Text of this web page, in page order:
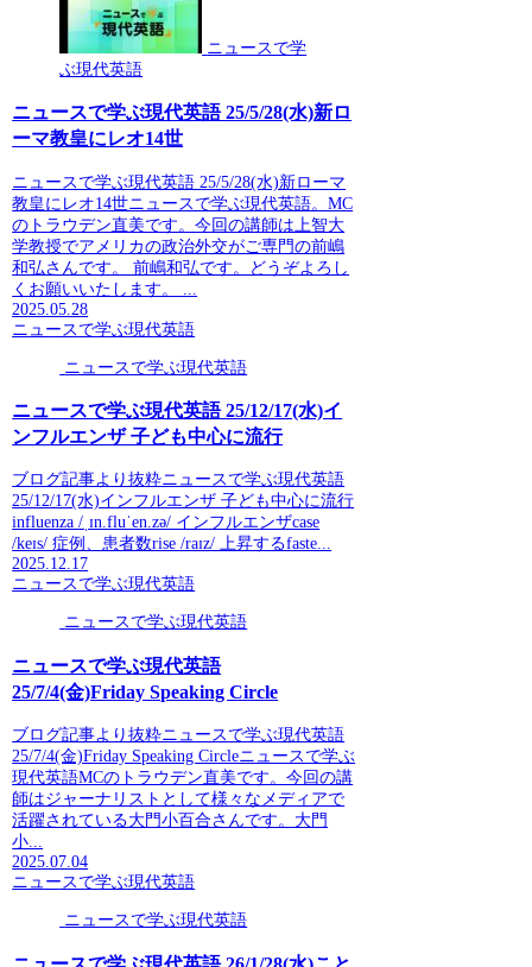
ニュースで学
ぶ現代英語
ニュースで学ぶ現代英語 25/5/28(水)新ロ
ーマ教皇にレオ14世
ニュースで学ぶ現代英語 25/5/28(水)新ローマ
教皇にレオ14世ニュースで学ぶ現代英語。MC
のトラウデン直美です。今回の講師は上智大
学教授でアメリカの政治外交がご専門の前嶋
和弘さんです。 前嶋和弘です。どうぞよろし
くお願いいたします。 ...
2025.05.28
ニュースで学ぶ現代英語
ニュースで学ぶ現代英語
ニュースで学ぶ現代英語 25/12/17(水)イ
ンフルエンザ 子ども中心に流行
ブログ記事より抜粋ニュースで学ぶ現代英語
25/12/17(水)インフルエンザ 子ども中心に流行
influenza /ˌɪn.fluˈen.zə/ インフルエンザcase
/keɪs/ 症例、患者数rise /raɪz/ 上昇するfaste...
2025.12.17
ニュースで学ぶ現代英語
ニュースで学ぶ現代英語
ニュースで学ぶ現代英語
25/7/4(金)Friday Speaking Circle
ブログ記事より抜粋ニュースで学ぶ現代英語
25/7/4(金)Friday Speaking Circleニュースで学ぶ
現代英語MCのトラウデン直美です。今回の講
師はジャーナリストとして様々なメディアで
活躍されている大門小百合さんです。大門
小...
2025.07.04
ニュースで学ぶ現代英語
ニュースで学ぶ現代英語